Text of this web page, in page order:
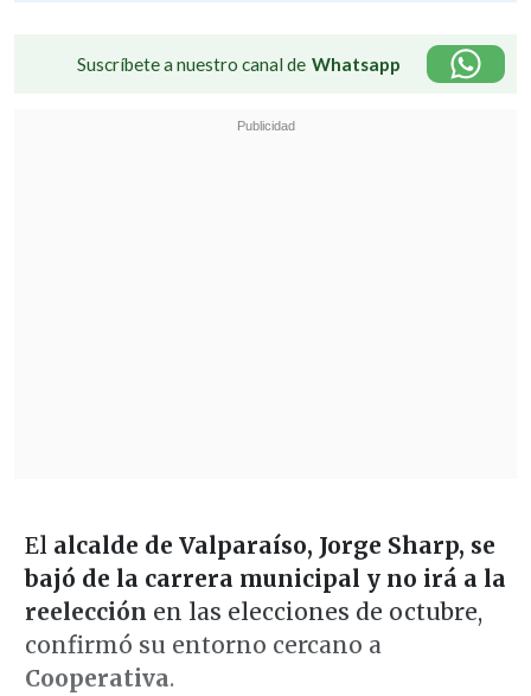
Suscríbete a nuestro canal de Whatsapp
El alcalde de Valparaíso, Jorge Sharp, se
bajó de la carrera municipal y no irá a la
reelección en las elecciones de octubre,
confirmó su entorno cercano a
Cooperativa.